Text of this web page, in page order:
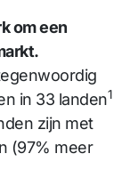
om een
in 33 landen1
zijn met
(97% meer